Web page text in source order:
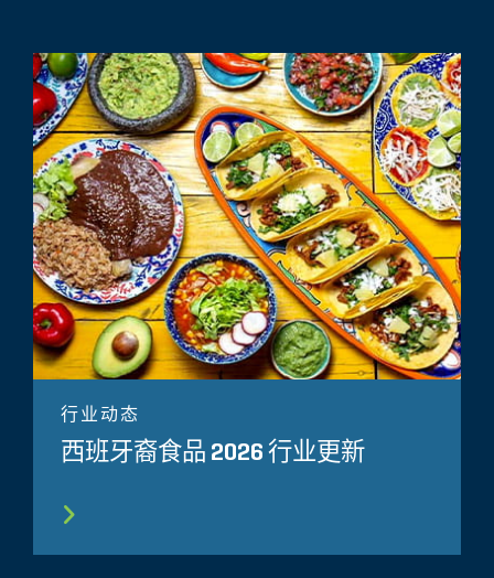
行业动态
西班牙裔食品 2026 行业更新